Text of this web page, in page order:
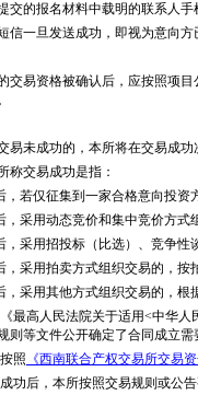
交的报名材料中载明的联系人
信一旦发送成功，即视为意向
交易资格被确认后，应按照项
易未成功的，本所将在交易成
称交易成功是指：
，若仅征集到一家合格意向投资
，采用动态竞价和集中竞价方
，采用招投标（比选）、竞争
，采用拍卖方式组织交易的，
，采用其他方式组织交易的，
最高人民法院关于适用<中华
则等文件公开确定了合同成立
照 《西南联合产权交易所交易
功后，本所按照交易规则或公